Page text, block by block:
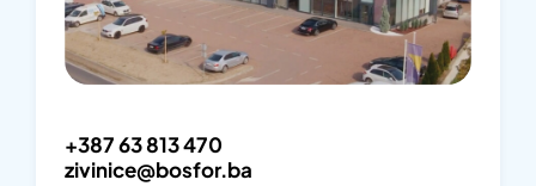
+387 63 813 470
zivinice@bosfor.ba